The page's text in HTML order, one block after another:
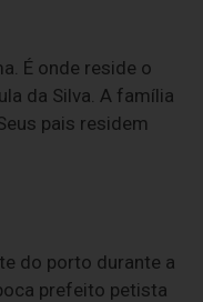
É onde reside o
da Silva. A família
pais residem
do porto durante a
prefeito petista